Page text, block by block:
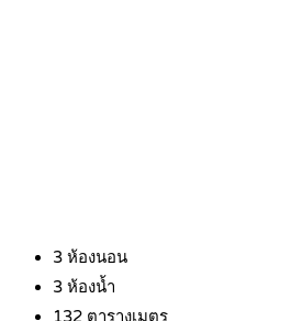
3 ห้องนอน
3 ห้องน้ำ
132 ตารางเมตร